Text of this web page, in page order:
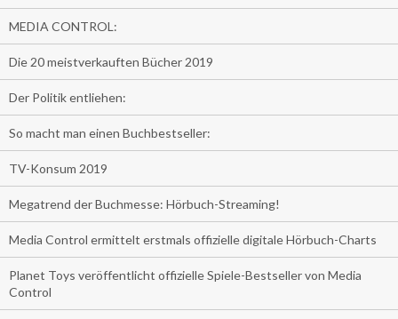
MEDIA CONTROL:
Die 20 meistverkauften Bücher 2019
Der Politik entliehen:
So macht man einen Buchbestseller:
TV-Konsum 2019
Megatrend der Buchmesse: Hörbuch-Streaming!
Media Control ermittelt erstmals offizielle digitale Hörbuch-Charts
Planet Toys veröffentlicht offizielle Spiele-Bestseller von Media
Control